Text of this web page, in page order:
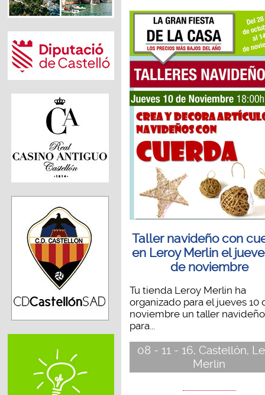
Taller navideño con
en Leroy Merlin el
de noviembre
Tu tienda Leroy Merlin ha
organizado para el jueves 10
noviembre un taller navideño
para...
08 - 11 - 16, Castellón,
Merlin